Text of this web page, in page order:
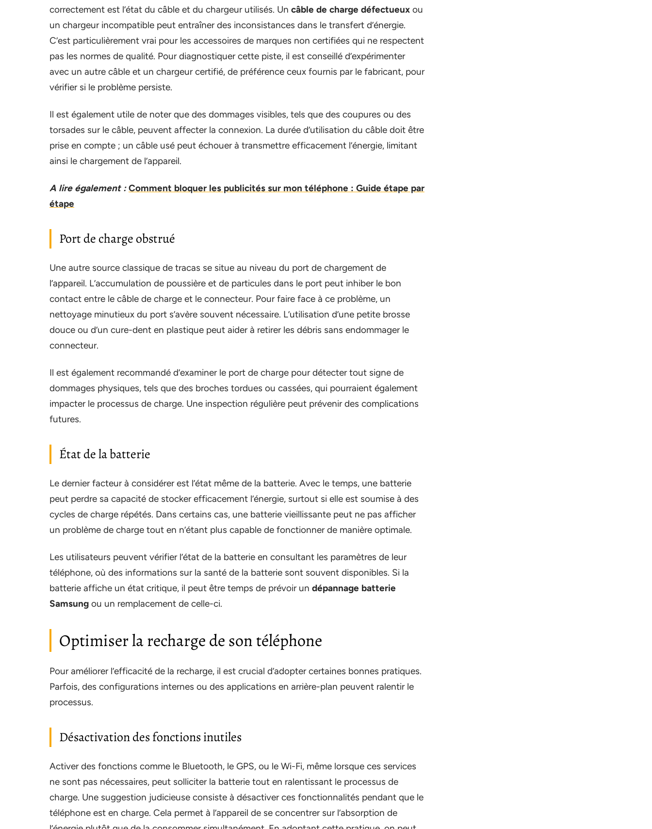
correctement est l’état du câble et du chargeur utilisés. Un câble de charge défectueux ou
un chargeur incompatible peut entraîner des inconsistances dans le transfert d’énergie.
C’est particulièrement vrai pour les accessoires de marques non certifiées qui ne respectent
pas les normes de qualité. Pour diagnostiquer cette piste, il est conseillé d’expérimenter
avec un autre câble et un chargeur certifié, de préférence ceux fournis par le fabricant, pour
vérifier si le problème persiste.
Il est également utile de noter que des dommages visibles, tels que des coupures ou des
torsades sur le câble, peuvent affecter la connexion. La durée d’utilisation du câble doit être
prise en compte ; un câble usé peut échouer à transmettre efficacement l’énergie, limitant
ainsi le chargement de l’appareil.
A lire également : Comment bloquer les publicités sur mon téléphone : Guide étape par
étape
Port de charge obstrué
Une autre source classique de tracas se situe au niveau du port de chargement de
l’appareil. L’accumulation de poussière et de particules dans le port peut inhiber le bon
contact entre le câble de charge et le connecteur. Pour faire face à ce problème, un
nettoyage minutieux du port s’avère souvent nécessaire. L’utilisation d’une petite brosse
douce ou d’un cure-dent en plastique peut aider à retirer les débris sans endommager le
connecteur.
Il est également recommandé d’examiner le port de charge pour détecter tout signe de
dommages physiques, tels que des broches tordues ou cassées, qui pourraient également
impacter le processus de charge. Une inspection régulière peut prévenir des complications
futures.
État de la batterie
Le dernier facteur à considérer est l’état même de la batterie. Avec le temps, une batterie
peut perdre sa capacité de stocker efficacement l’énergie, surtout si elle est soumise à des
cycles de charge répétés. Dans certains cas, une batterie vieillissante peut ne pas afficher
un problème de charge tout en n’étant plus capable de fonctionner de manière optimale.
Les utilisateurs peuvent vérifier l’état de la batterie en consultant les paramètres de leur
téléphone, où des informations sur la santé de la batterie sont souvent disponibles. Si la
batterie affiche un état critique, il peut être temps de prévoir un dépannage batterie
Samsung ou un remplacement de celle-ci.
Optimiser la recharge de son téléphone
Pour améliorer l’efficacité de la recharge, il est crucial d’adopter certaines bonnes pratiques.
Parfois, des configurations internes ou des applications en arrière-plan peuvent ralentir le
processus.
Désactivation des fonctions inutiles
Activer des fonctions comme le Bluetooth, le GPS, ou le Wi-Fi, même lorsque ces services
ne sont pas nécessaires, peut solliciter la batterie tout en ralentissant le processus de
charge. Une suggestion judicieuse consiste à désactiver ces fonctionnalités pendant que le
téléphone est en charge. Cela permet à l’appareil de se concentrer sur l’absorption de